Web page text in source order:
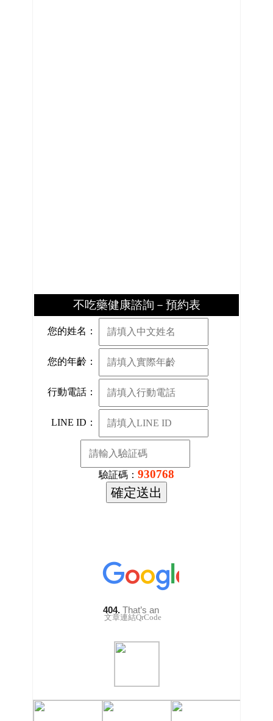
不吃藥健康諮詢－預約表
您的姓名：
您的年齡：
行動電話：
LINE ID：
驗証碼： 930768
文章連結QrCode